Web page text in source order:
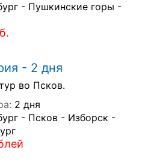
- Пушкинские горы -
- 2 дня
во Псков.
2 дня
- Псков - Изборск -